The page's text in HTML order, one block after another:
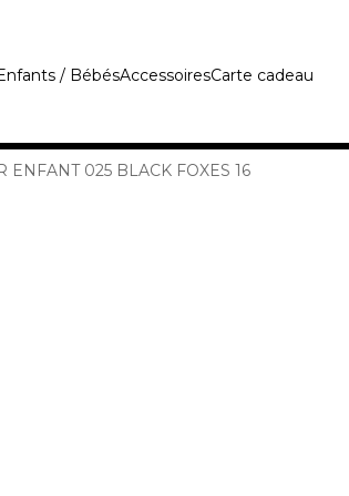
/ BébésAccessoiresCarte cadeau
ENFANT 025 BLACK FOXES 16